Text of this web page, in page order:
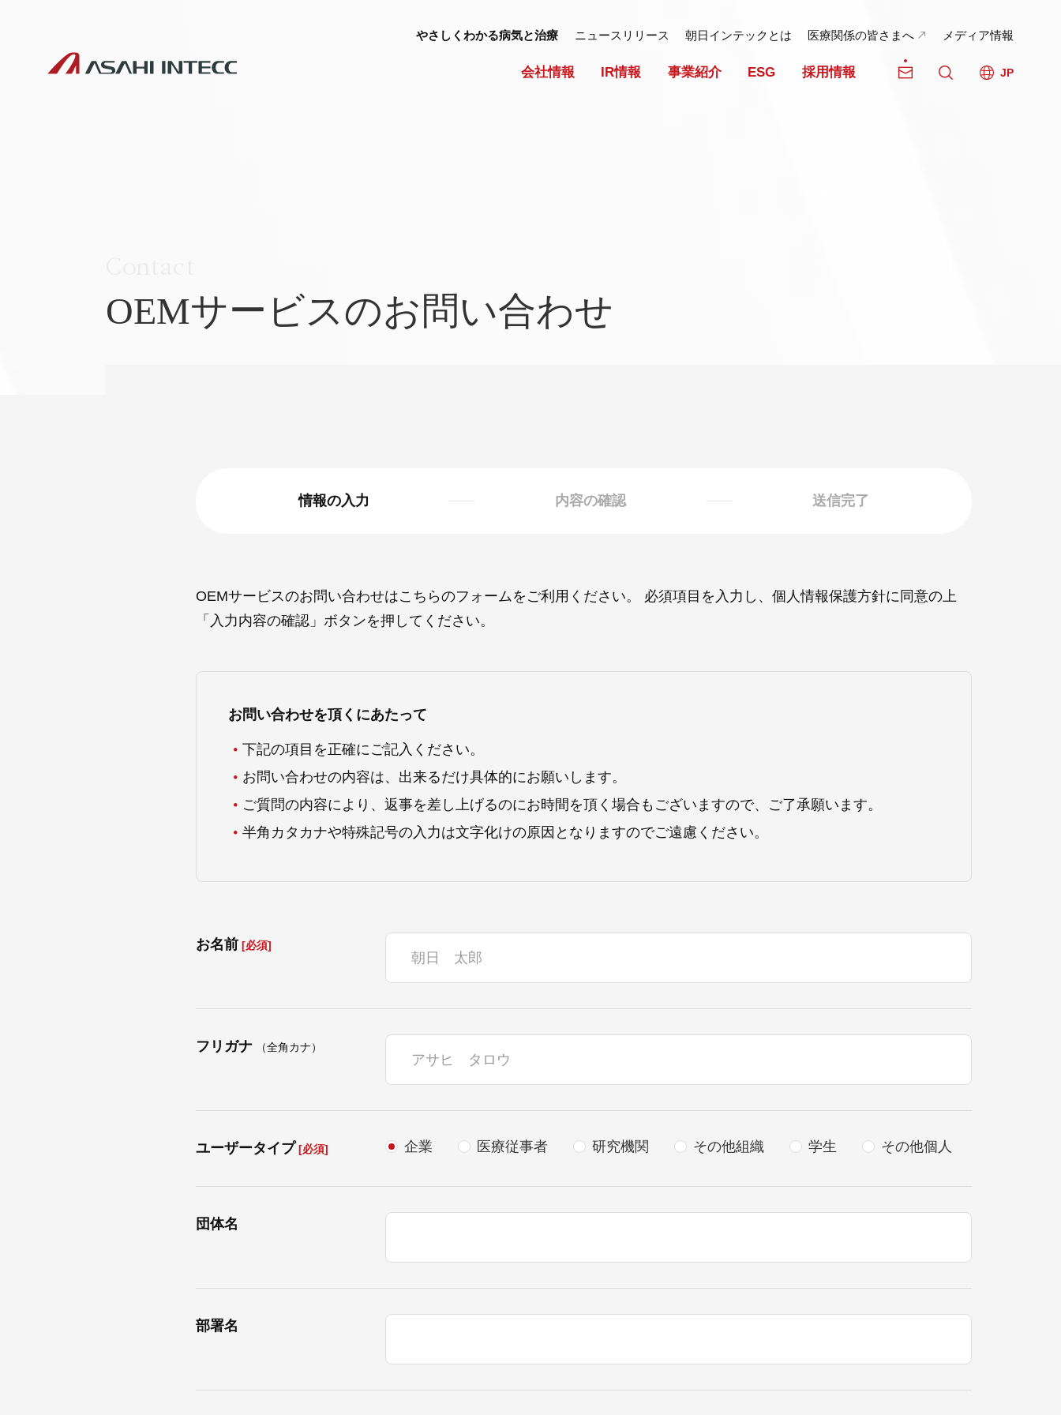
会社情報 IR情報 事業紹介 ESG 採用情報 JP
やさしくわかる病気と治療 ニュースリリース 朝日インテックとは 医療関係の皆さまへ メディア情報
OEMサービスのお問い合わせ
情報の入力 内容の確認 送信完了
OEMサービスのお問い合わせはこちらのフォームをご利用ください。 必須項目を入力し、個人情報保護方針に同意の上
「入力内容の確認」ボタンを押してください。
お問い合わせを頂くにあたって
下記の項目を正確にご記入ください。
お問い合わせの内容は、出来るだけ具体的にお願いします。
ご質問の内容により、返事を差し上げるのにお時間を頂く場合もございますので、ご了承願います。
半角カタカナや特殊記号の入力は文字化けの原因となりますのでご遠慮ください。
お名前 [必須]
フリガナ （全角カナ）
ユーザータイプ [必須] 企業 医療従事者 研究機関 その他組織 学生 その他個人
団体名
部署名